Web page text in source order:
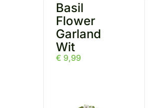
Basil
Flower
Garland
Wit
€ 9,99